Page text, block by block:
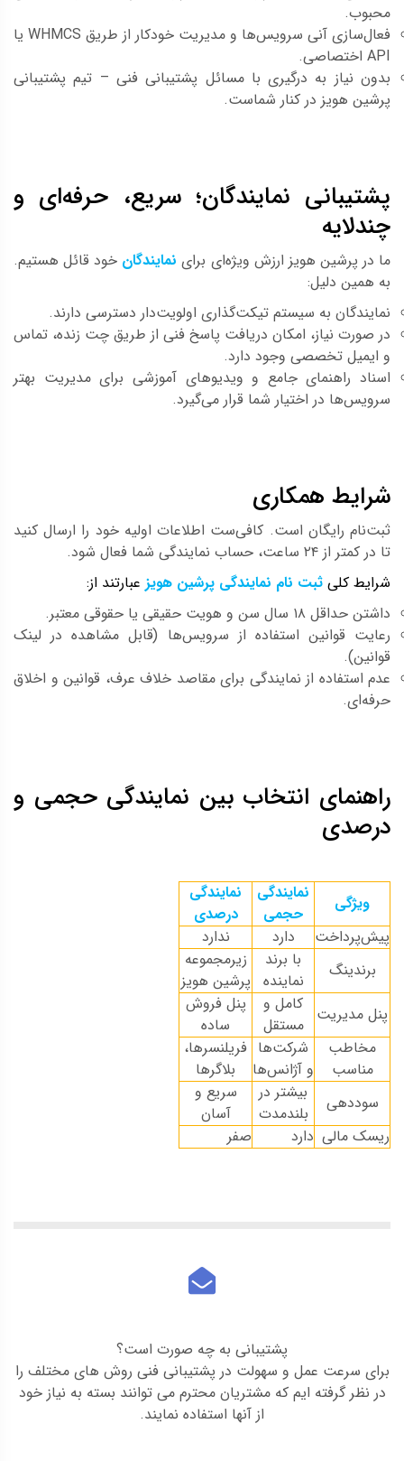
محبوب.
فعال‌سازی آنی سرویس‌ها و مدیریت خودکار از طریق WHMCS یا
API اختصاصی.
بدون نیاز به درگیری با مسائل پشتیبانی فنی – تیم پشتیبانی
پرشین هویز در کنار شماست.
پشتیبانی نمایندگان؛ سریع، حرفه‌ای و
چندلایه
ما در پرشین هویز ارزش ویژه‌ای برای نمایندگان خود قائل هستیم.
به همین دلیل:
نمایندگان به سیستم تیکت‌گذاری اولویت‌دار دسترسی دارند.
در صورت نیاز، امکان دریافت پاسخ فنی از طریق چت زنده، تماس
و ایمیل تخصصی وجود دارد.
اسناد راهنمای جامع و ویدیوهای آموزشی برای مدیریت بهتر
سرویس‌ها در اختیار شما قرار می‌گیرد.
شرایط همکاری
ثبت‌نام رایگان است. کافی‌ست اطلاعات اولیه خود را ارسال کنید
تا در کمتر از ۲۴ ساعت، حساب نمایندگی شما فعال شود.
شرایط کلی ثبت نام نمایندگی پرشین هویز عبارتند از:
داشتن حداقل ۱۸ سال سن و هویت حقیقی یا حقوقی معتبر.
رعایت قوانین استفاده از سرویس‌ها (قابل مشاهده در لینک
قوانین).
عدم استفاده از نمایندگی برای مقاصد خلاف عرف، قوانین و اخلاق
حرفه‌ای.
راهنمای انتخاب بین نمایندگی حجمی و
درصدی
ویژگی
نمایندگی
حجمی
نمایندگی
درصدی
پیش‌پرداخت
دارد
ندارد
برندینگ
با برند
نماینده
زیرمجموعه
پرشین هویز
پنل مدیریت
کامل و
مستقل
پنل فروش
ساده
مخاطب
مناسب
شرکت‌ها
و آژانس‌ها
فریلنسرها،
بلاگرها
سوددهی
بیشتر در
بلندمدت
سریع و
آسان
ریسک مالی دارد صفر
پشتیبانی به چه صورت است؟
برای سرعت عمل و سهولت در پشتیبانی فنی روش های مختلف را
در نظر گرفته ایم که مشتریان محترم می توانند بسته به نیاز خود
از آنها استفاده نمایند.